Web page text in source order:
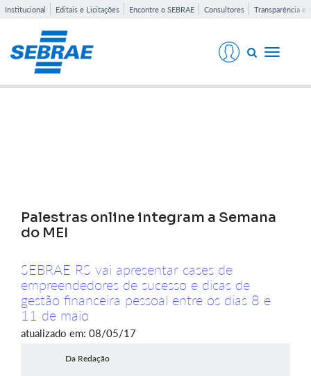
Institucional Editais e Licitações Encontre o SEBRAE Consultores Transparência e
Toggle
Palestras online integram a Semana
do MEI
SEBRAE RS vai apresentar cases de
empreendedores de sucesso e dicas de
gestão financeira pessoal entre os dias 8 e
11 de maio
atualizado em: 08/05/17
Da Redação